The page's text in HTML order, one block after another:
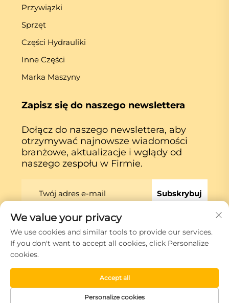
Przywiązki
Sprzęt
Części Hydrauliki
Inne Części
Marka Maszyny
Zapisz się do naszego newslettera
Dołącz do naszego newslettera, aby
otrzymywać najnowsze wiadomości
branżowe, aktualizacje i wglądy od
naszego zespołu w Firmie.
Subskrybuj
Prawa autorskie © Xiamen Globe Machine Co.,ltd.
Polityka prywatności
We value your privacy
We use cookies and similar tools to provide our services.
If you don't want to accept all cookies, click Personalize
cookies.
Personalize cookies
Accept all